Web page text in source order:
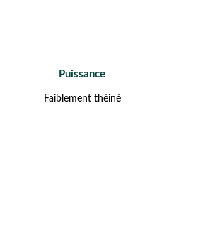
Puissance
Faiblement théiné